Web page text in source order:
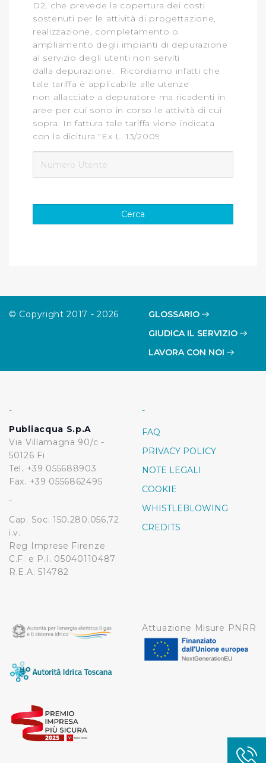
l’Utente utilizza il nostro sito con i nostri partner. Tali
soggetti, che si occupano di analisi dei dati web,
pubblicità e social media, potrebbero combinare le
informazioni ricevute con altre informazioni che l’Utente
ha fornito loro o che hanno raccolto dal suo utilizzo dei
loro servizi.
Cliccando su "Accetta tutti", l'Utente accetta di
memorizzare tutti i cookie sul dispositivo per le finalità
sopra indicate.
Cliccando su "Personalizza" l’Utente può gestire
direttamente le proprie preferenze selezionando i
della condivisione di informazioni sopra indicata.
tracciamento ad esclusione di quelli tecnici
indispensabili per una corretta visualizzazione della
D2, che prevede la copertura dei costi
sostenuti per le attività di progettazione,
realizzazione, completamento o
ampliamento degli impianti di depurazione
al servizio degli utenti non serviti
dalla depurazione. Ricordiamo infatti che
tale tariffa è applicabile alle utenze
non allacciate a depuratore ma ricadenti in
aree per cui sono in corso le attività di cui
sopra. In fattura tale tariffa viene indicata
con la dicitura "Ex L. 13/2009
© Copyright 2017 - 2026
GLOSSARIO
GIUDICA IL SERVIZIO
LAVORA CON NOI
-
Publiacqua S.p.A
Via Villamagna 90/c -
50126 Fi
Tel. +39 055688903
Fax. +39 0556862495
-
Cap. Soc. 150.280.056,72
i.v.
Reg Imprese Firenze
C.F. e P.I. 05040110487
R.E.A. 514782
-
FAQ
PRIVACY POLICY
NOTE LEGALI
COOKIE
WHISTLEBLOWING
CREDITS
Attuazione Misure PNRR